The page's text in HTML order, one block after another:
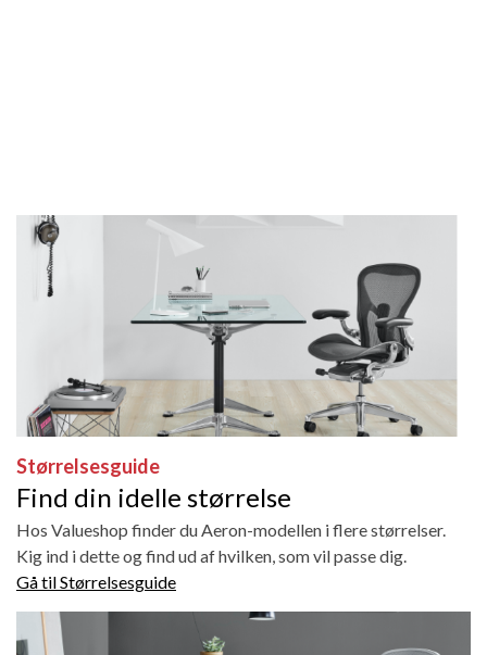
Størrelsesguide
Find din idelle størrelse
Hos Valueshop finder du Aeron-modellen i flere størrelser.
Kig ind i dette og find ud af hvilken, som vil passe dig.
Gå til Størrelsesguide